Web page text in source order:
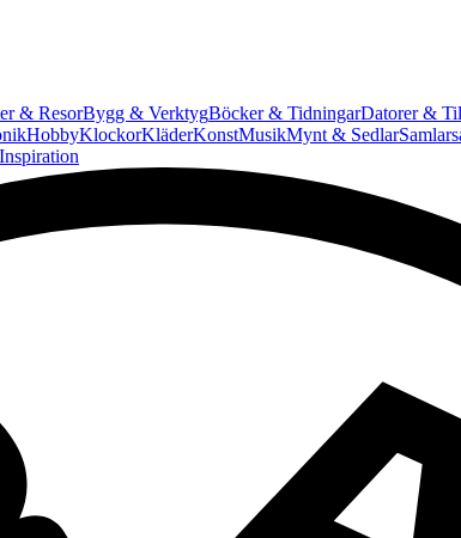
& ResorBygg & VerktygBöcker & TidningarDatorer &
HobbyKlockorKläderKonstMusikMynt & Sedlar
Inspiration